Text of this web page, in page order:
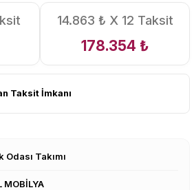
14.863 ₺ X 12 Taksit
178.354 ₺
Taksit İmkanı
Odası Takımı
MOBİLYA